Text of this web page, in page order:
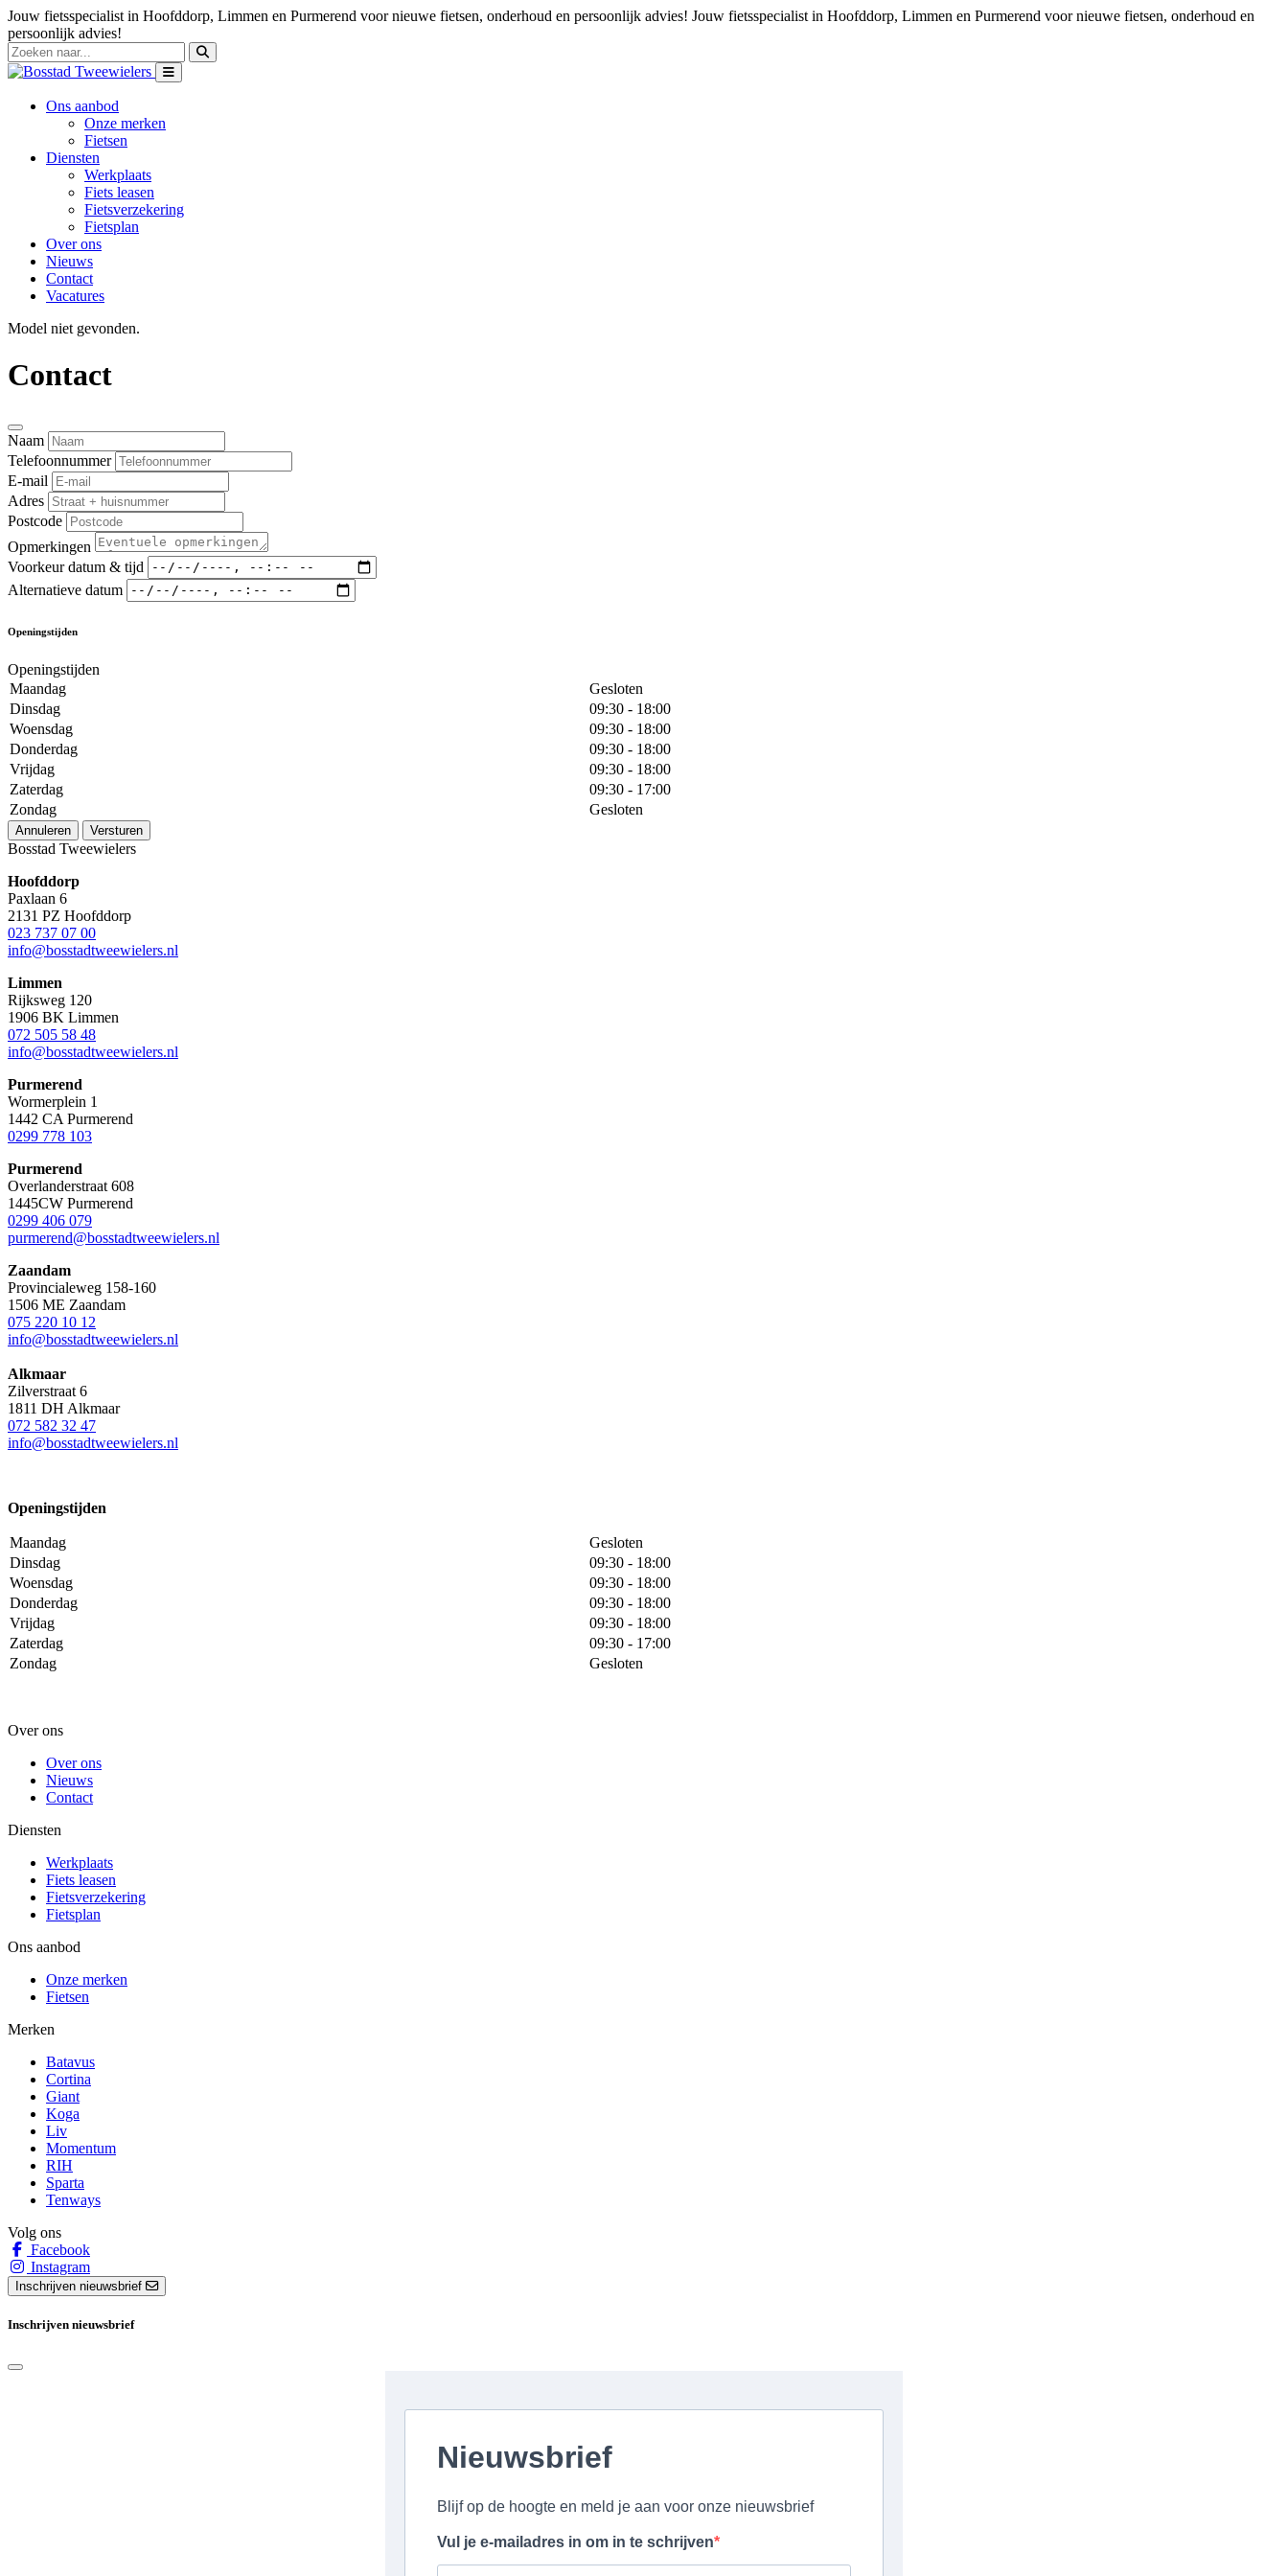
Jouw fietsspecialist in Hoofddorp, Limmen en Purmerend voor nieuwe fietsen, onderhoud en persoonlijk advies! Jouw fietsspecialist in Hoofddorp, Limmen en Purmerend voor nieuwe fietsen, onderhoud en
persoonlijk advies!
Ons aanbod
Onze merken
Fietsen
Diensten
Werkplaats
Fiets leasen
Fietsverzekering
Fietsplan
Over ons
Nieuws
Contact
Vacatures
Model niet gevonden.
Contact
Naam
Telefoonnummer
E-mail
Adres
Postcode
Opmerkingen
Voorkeur datum & tijd
Alternatieve datum
Openingstijden
Openingstijden
Maandag
Gesloten
Dinsdag
09:30 - 18:00
Woensdag
09:30 - 18:00
Donderdag
09:30 - 18:00
Vrijdag
09:30 - 18:00
Zaterdag
09:30 - 17:00
Zondag
Gesloten
Annuleren Versturen
Bosstad Tweewielers
Hoofddorp
Paxlaan 6
2131 PZ Hoofddorp
023 737 07 00
info@bosstadtweewielers.nl
Limmen
Rijksweg 120
1906 BK Limmen
072 505 58 48
info@bosstadtweewielers.nl
Purmerend
Wormerplein 1
1442 CA Purmerend
0299 778 103
Purmerend
Overlanderstraat 608
1445CW Purmerend
0299 406 079
purmerend@bosstadtweewielers.nl
Zaandam
Provincialeweg 158-160
1506 ME Zaandam
075 220 10 12
info@bosstadtweewielers.nl
Alkmaar
Zilverstraat 6
1811 DH Alkmaar
072 582 32 47
info@bosstadtweewielers.nl
Openingstijden
Maandag
Gesloten
Dinsdag
09:30 - 18:00
Woensdag
09:30 - 18:00
Donderdag
09:30 - 18:00
Vrijdag
09:30 - 18:00
Zaterdag
09:30 - 17:00
Zondag
Gesloten
Over ons
Over ons
Nieuws
Contact
Diensten
Werkplaats
Fiets leasen
Fietsverzekering
Fietsplan
Ons aanbod
Onze merken
Fietsen
Merken
Batavus
Cortina
Giant
Koga
Liv
Momentum
RIH
Sparta
Tenways
Volg ons
Facebook
Instagram
Inschrijven nieuwsbrief
Inschrijven nieuwsbrief